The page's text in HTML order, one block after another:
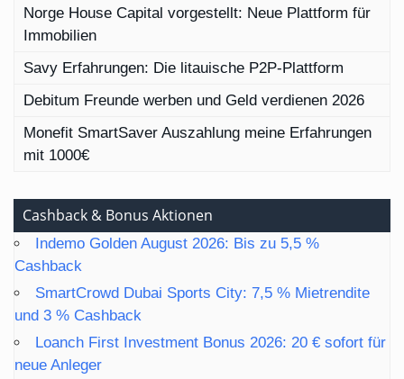
Norge House Capital vorgestellt: Neue Plattform für
Immobilien
Savy Erfahrungen: Die litauische P2P-Plattform
Debitum Freunde werben und Geld verdienen 2026
Monefit SmartSaver Auszahlung meine Erfahrungen
mit 1000€
Cashback & Bonus Aktionen
Indemo Golden August 2026: Bis zu 5,5 %
Cashback
SmartCrowd Dubai Sports City: 7,5 % Mietrendite
und 3 % Cashback
Loanch First Investment Bonus 2026: 20 € sofort für
neue Anleger